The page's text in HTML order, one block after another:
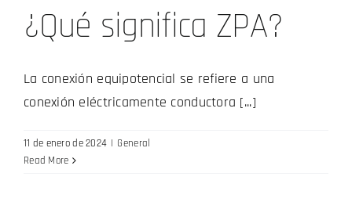
¿Qué significa ZPA?
La conexión equipotencial se refiere a una
conexión eléctricamente conductora [...]
11 de enero de 2024 | General
Read More